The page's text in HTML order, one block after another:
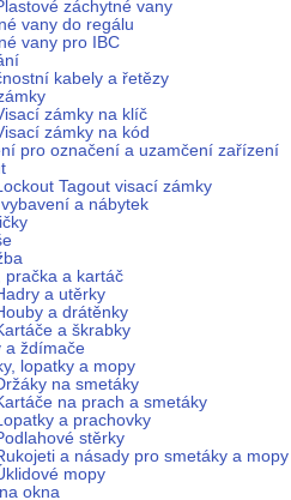
záchytné vany
vany do regálu
vany pro IBC
kabely a řetězy
zámky na klíč
zámky na kód
pro označení a uzamčení zařízení
Tagout visací zámky
a nábytek
pračka a kartáč
a utěrky
a drátěnky
a škrabky
a ždímače
lopatky a mopy
na smetáky
na prach a smetáky
a prachovky
stěrky
a násady pro smetáky a mopy
mopy
okna